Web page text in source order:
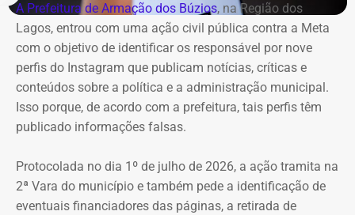
A Prefeitura de Armação dos Búzios, na Região dos
Lagos, entrou com uma ação civil pública contra a Meta
com o objetivo de identificar os responsável por nove
perfis do Instagram que publicam notícias, críticas e
conteúdos sobre a política e a administração municipal.
Isso porque, de acordo com a prefeitura, tais perfis têm
publicado informações falsas.
Protocolada no dia 1º de julho de 2026, a ação tramita na
2ª Vara do município e também pede a identificação de
eventuais financiadores das páginas, a retirada de